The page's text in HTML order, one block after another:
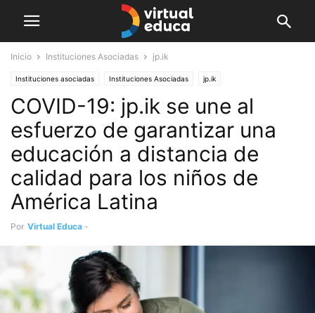
Inicio Instituciones Asociadas jp.ik
Instituciones asociadas Instituciones Asociadas jp.ik
COVID-19: jp.ik se une al
esfuerzo de garantizar una
educación a distancia de
calidad para los niños de
América Latina
Por Virtual Educa -